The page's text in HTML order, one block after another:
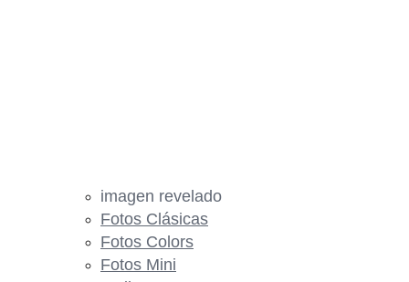
imagen revelado
Fotos Clásicas
Fotos Colors
Fotos Mini